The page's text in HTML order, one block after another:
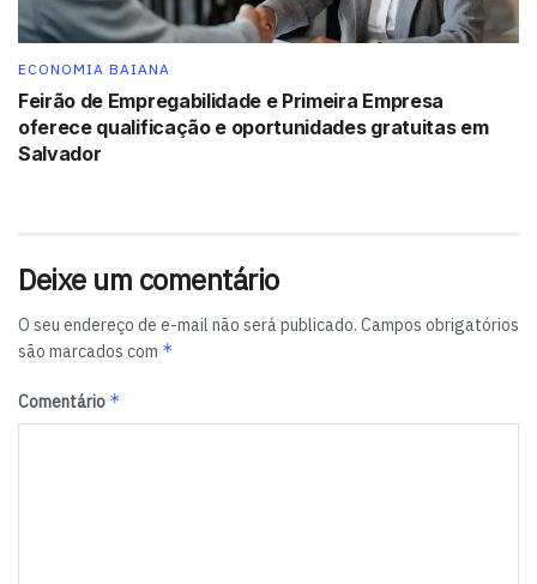
ECONOMIA BAIANA
Feirão de Empregabilidade e Primeira Empresa
oferece qualificação e oportunidades gratuitas em
Salvador
Deixe um comentário
O seu endereço de e-mail não será publicado. Campos obrigatórios
são marcados com *
Comentário *